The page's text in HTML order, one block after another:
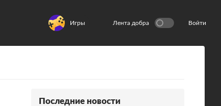
Игры Лента добра Войти
Последние новости